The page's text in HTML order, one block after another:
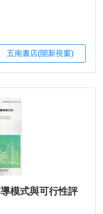
五南書店(開新視窗)
模式與可行性評